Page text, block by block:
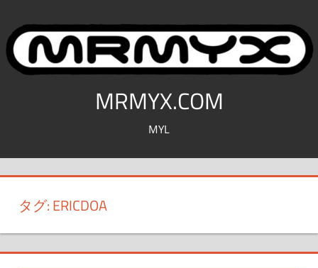
テ
ッ
MRMYX.COM
MYL
タグ:ERICDOA